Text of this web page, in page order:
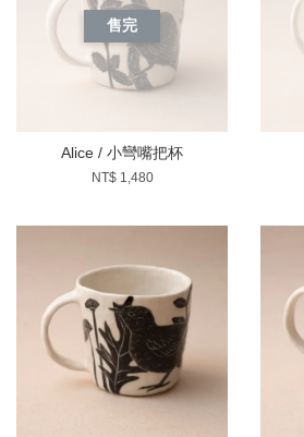
售完
Alice / 小彎嘴把杯
NT$ 1,480